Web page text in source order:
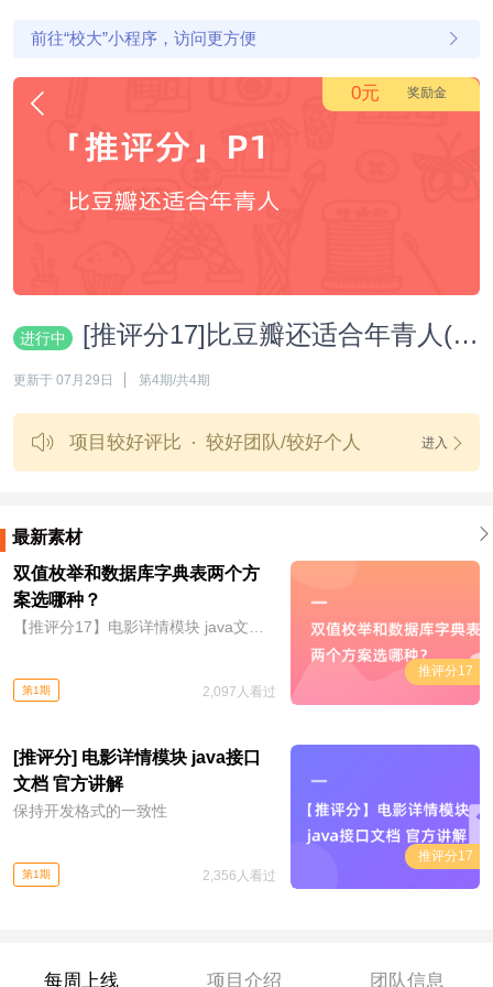
前往“校大”小程序，访问更方便
奖励金
0元
进行中 [推评分17]比豆瓣还适合年青人(P1)
更新于 07月29日 第4期/共4期
项目较好评比 较好团队/较好个人 进入
最新素材
推评分17
双值枚举和数据库字典表两个方
案选哪种？
第1期 2,097人看过
推评分17
[推评分] 电影详情模块 java接口
文档 官方讲解
保持开发格式的一致性
第1期 2,356人看过
每周上线 项目介绍 团队信息